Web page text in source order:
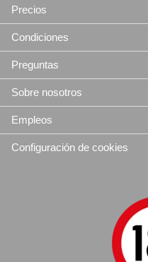
Precios
Condiciones
Preguntas
Sobre nosotros
Empleos
Configuración de cookies